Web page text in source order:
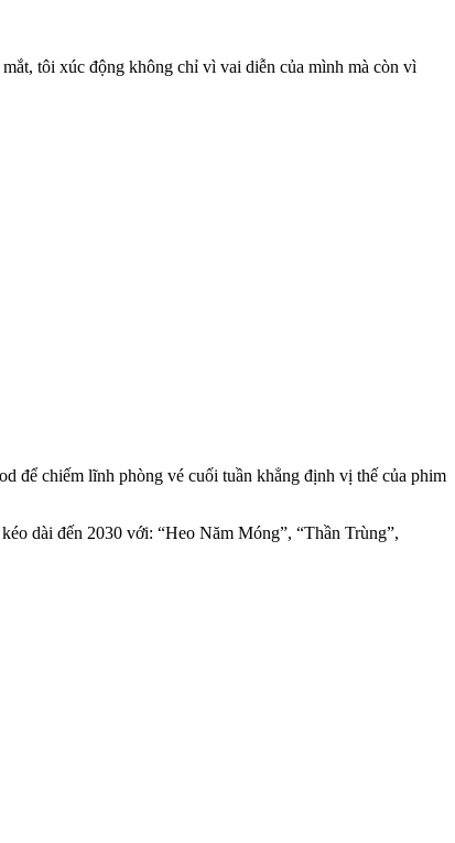
tôi xúc động không chỉ vì vai diễn của mình mà còn vì
để chiếm lĩnh phòng vé cuối tuần khẳng định vị thế của phim
dài đến 2030 với: “Heo Năm Móng”, “Thần Trùng”,